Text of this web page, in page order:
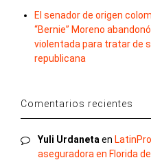
El senador de origen
“Bernie” Moreno
violentada para tratar de
republicana
Comentarios recientes
Yuli Urdaneta en
aseguradora en Florida